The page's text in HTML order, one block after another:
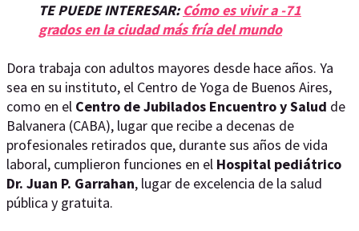
TE PUEDE INTERESAR:Cómo es vivir a -71
grados en la ciudad más fría del mundo
Dora trabaja con adultos mayores desde hace años. Ya
sea en su instituto, el Centro de Yoga de Buenos Aires,
como en el Centro de Jubilados Encuentro y Salud de
Balvanera (CABA), lugar que recibe a decenas de
profesionales retirados que, durante sus años de vida
laboral, cumplieron funciones en el Hospital pediátrico
Dr. Juan P. Garrahan, lugar de excelencia de la salud
pública y gratuita.